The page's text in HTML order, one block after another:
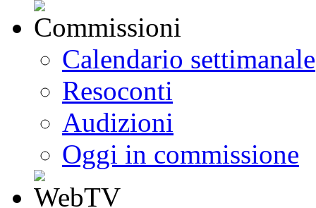
Calendario settimanale
Resoconti
Audizioni
Oggi in commissione